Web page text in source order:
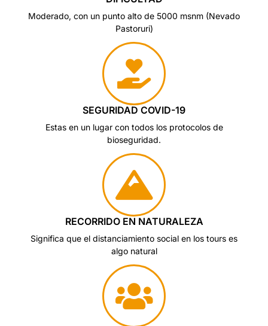
Moderado, con un punto alto de 5000 msnm (Nevado
Pastoruri)
SEGURIDAD COVID-19
Estas en un lugar con todos los protocolos de
bioseguridad.
RECORRIDO EN NATURALEZA
Significa que el distanciamiento social en los tours es
algo natural